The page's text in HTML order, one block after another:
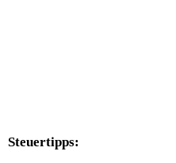
Steuertipps: